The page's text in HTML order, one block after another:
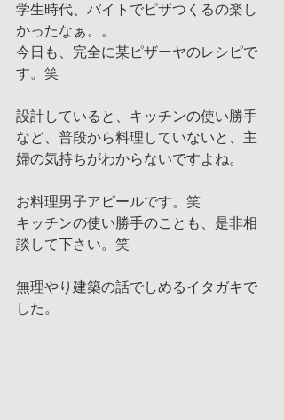
学生時代、バイトでピザつくるの楽し
かったなぁ。。
今日も、完全に某ピザーヤのレシピで
す。笑
設計していると、キッチンの使い勝手
など、普段から料理していないと、主
婦の気持ちがわからないですよね。
お料理男子アピールです。笑
キッチンの使い勝手のことも、是非相
談して下さい。笑
無理やり建築の話でしめるイタガキで
した。